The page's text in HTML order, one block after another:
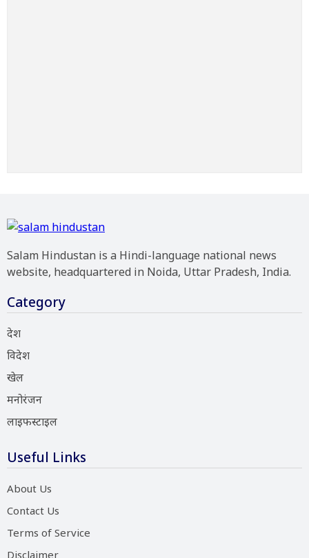
Salam Hindustan is a Hindi-language national news
website, headquartered in Noida, Uttar Pradesh, India.
Category
देश
विदेश
खेल
मनोरंजन
लाइफस्टाइल
Useful Links
About Us
Contact Us
Terms of Service
Disclaimer